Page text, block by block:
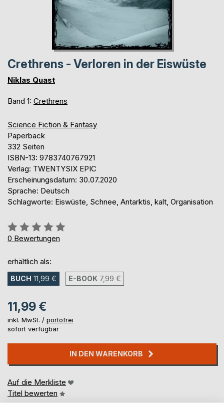
Crethrens - Verloren in der Eiswüste
Niklas Quast
Band 1: Crethrens
Science Fiction & Fantasy
Paperback
332 Seiten
ISBN-13: 9783740767921
Verlag: TWENTYSIX EPIC
Erscheinungsdatum: 30.07.2020
Sprache: Deutsch
Schlagworte: Eiswüste, Schnee, Antarktis, kalt, Organisation
Bewertung::
0%
0 Bewertungen
erhältlich als:
BUCH 11,99 € E-BOOK 7,99 €
11,99 €
inkl. MwSt. / portofrei
sofort verfügbar
IN DEN WARENKORB
Auf die Merkliste
Titel bewerten